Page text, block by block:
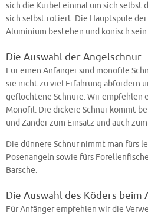
sich die Kurbel einmal um sich selbst
sich selbst rotiert. Die Hauptspule
Aluminium bestehen und konisch sein.
Die Auswahl der Angelschnur
Für einen Anfänger sind monofile
sie nicht zu viel Erfahrung abfordern
geflochtene Schnüre. Wir empfehlen
Monofil. Die dickere Schnur kommt
und Zander zum Einsatz und auch
Die dünnere Schnur nimmt man fürs
Posenangeln sowie fürs
Barsche.
Die Auswahl des Köders beim
Für Anfänger empfehlen wir die